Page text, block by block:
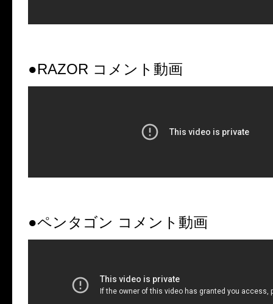
●RAZOR コメント動画
●ペンタゴン コメント動画